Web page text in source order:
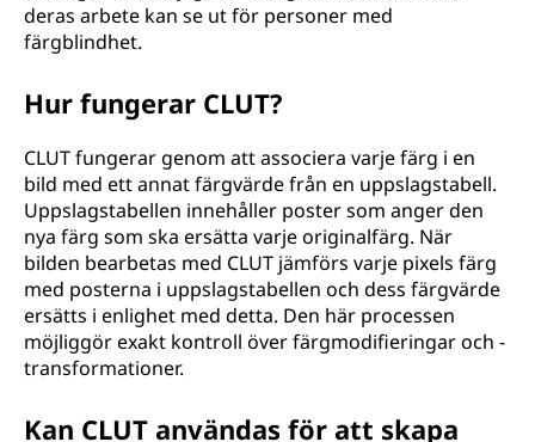
deras arbete kan se ut för personer med
färgblindhet.
Hur fungerar CLUT?
CLUT fungerar genom att associera varje färg i en
bild med ett annat färgvärde från en uppslagstabell.
Uppslagstabellen innehåller poster som anger den
nya färg som ska ersätta varje originalfärg. När
bilden bearbetas med CLUT jämförs varje pixels färg
med posterna i uppslagstabellen och dess färgvärde
ersätts i enlighet med detta. Den här processen
möjliggör exakt kontroll över färgmodifieringar och -
transformationer.
Kan CLUT användas för att skapa